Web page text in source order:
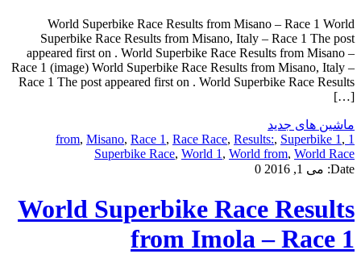
World Superbike Race Results from Misano – Race 1 World
Superbike Race Results from Misano, Italy – Race 1 The post
appeared first on . World Superbike Race Results from Misano –
Race 1 (image) World Superbike Race Results from Misano, Italy –
Race 1 The post appeared first on . World Superbike Race Results
[…]
ماشین های جدید
1 from
, Misano, Race 1 , Race Race, Results:, Superbike 1 ,
Superbike Race, World 1 , World from, World Race
Date: می 1, 2016 0
World Superbike Race Results
from Imola – Race 1